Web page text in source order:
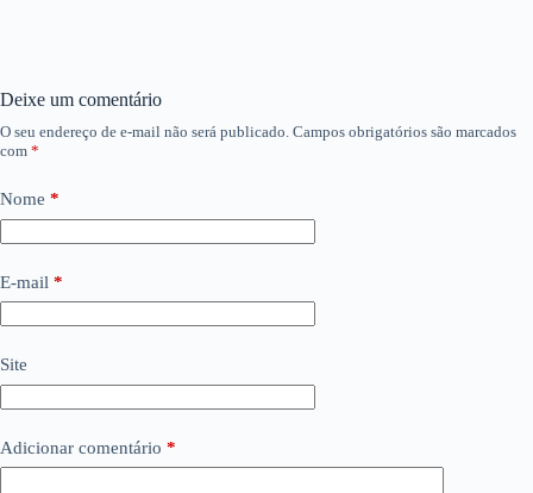
Deixe um comentário
O seu endereço de e-mail não será publicado. Campos obrigatórios são marcados
com *
Nome *
E-mail *
Site
Adicionar comentário *